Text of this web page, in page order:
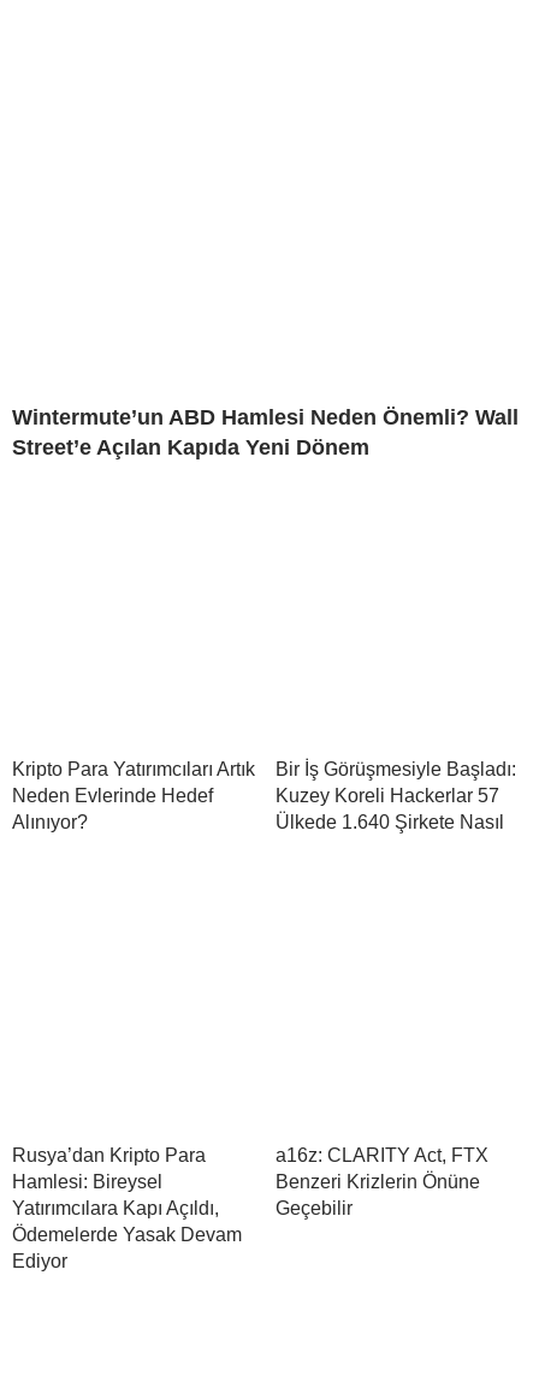
Wintermute’un ABD Hamlesi Neden Önemli? Wall
Street’e Açılan Kapıda Yeni Dönem
Kripto Para Yatırımcıları Artık
Neden Evlerinde Hedef
Alınıyor?
Bir İş Görüşmesiyle Başladı:
Kuzey Koreli Hackerlar 57
Ülkede 1.640 Şirkete Nasıl
Rusya’dan Kripto Para
Hamlesi: Bireysel
Yatırımcılara Kapı Açıldı,
Ödemelerde Yasak Devam
Ediyor
a16z: CLARITY Act, FTX
Benzeri Krizlerin Önüne
Geçebilir